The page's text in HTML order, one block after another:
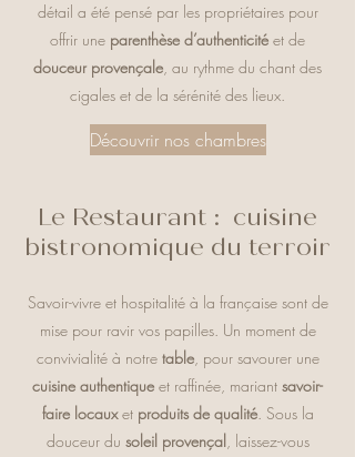
détail a été pensé par les propriétaires pour
offrir une parenthèse d’authenticité et de
douceur provençale, au rythme du chant des
cigales et de la sérénité des lieux.
Découvrir nos chambres
Le Restaurant : cuisine
bistronomique du terroir
Savoir-vivre et hospitalité à la française sont de
mise pour ravir vos papilles. Un moment de
convivialité à notre table, pour savourer une
cuisine authentique et raffinée, mariant savoir-
faire locauxet produits de qualité. Sous la
douceur du soleil provençal, laissez-vous